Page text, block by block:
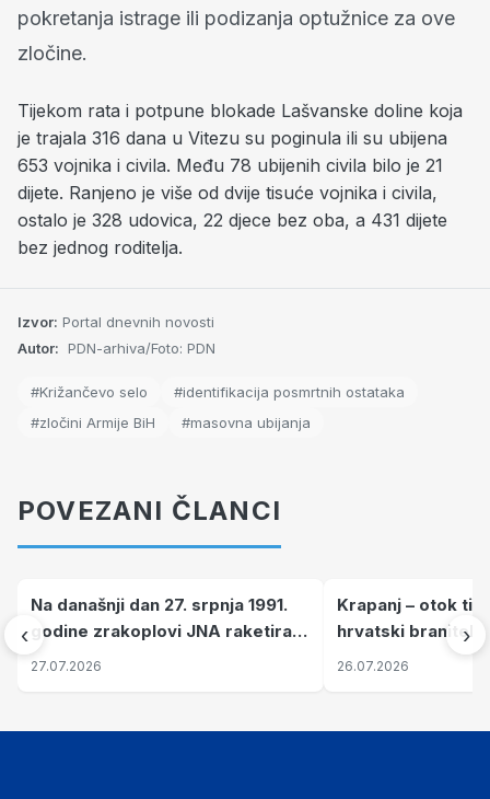
pokretanja istrage ili podizanja optužnice za ove
zločine.
Tijekom rata i potpune blokade Lašvanske doline koja
je trajala 316 dana u Vitezu su poginula ili su ubijena
653 vojnika i civila. Među 78 ubijenih civila bilo je 21
dijete. Ranjeno je više od dvije tisuće vojnika i civila,
ostalo je 328 udovica, 22 djece bez oba, a 431 dijete
bez jednog roditelja.
Izvor: Portal dnevnih novosti
Autor: PDN-arhiva/Foto: PDN
#Križančevo selo
#identifikacija posmrtnih ostataka
#zločini Armije BiH
#masovna ubijanja
POVEZANI ČLANCI
‹
Na današnji dan 27. srpnja 1991.
godine zrakoplovi JNA raketirali
su vojarnu i obučni centar "Nikola
27.07.2026
Krapanj – otok
hrvatski branitelji
pronalaze mir
26.07.2026
›